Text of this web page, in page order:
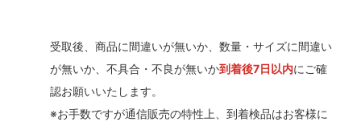
受取後、商品に間違いが無いか、数量・サイズに間違い
が無いか、不具合・不良が無いか到着後7日以内にご確
認お願いいたします。
※お手数ですが通信販売の特性上、到着検品はお客様に